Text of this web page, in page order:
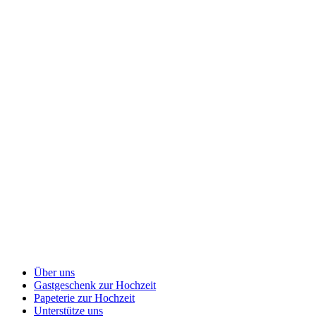
Über uns
Gastgeschenk zur Hochzeit
Papeterie zur Hochzeit
Unterstütze uns